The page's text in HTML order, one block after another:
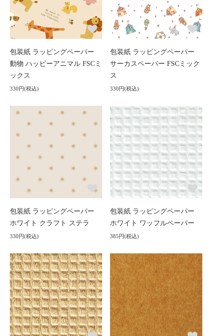
包装紙 ラッピングペーパー
動物 ハッピーアニマル FSCミ
ックス
330円(税込)
包装紙 ラッピングペーパー
サーカスペーパー FSCミック
ス
330円(税込)
包装紙 ラッピングペーパー
ホワイト クラフト ステラ
330円(税込)
包装紙 ラッピングペーパー
ホワイト ワッフルペーパー
385円(税込)